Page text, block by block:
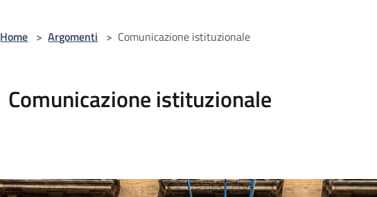
Home > Argomenti > Comunicazione istituzionale
Comunicazione istituzionale